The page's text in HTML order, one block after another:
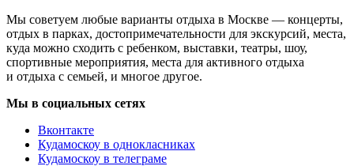
Мы советуем любые варианты отдыха в Москве — концерты,
отдых в парках, достопримечательности для экскурсий, места,
куда можно сходить с ребенком, выставки, театры, шоу,
спортивные мероприятия, места для активного отдыха
и отдыха с семьей, и многое другое.
Мы в социальных сетях
Вконтакте
Кудамоскоу в однокласниках
Кудамоскоу в телеграме